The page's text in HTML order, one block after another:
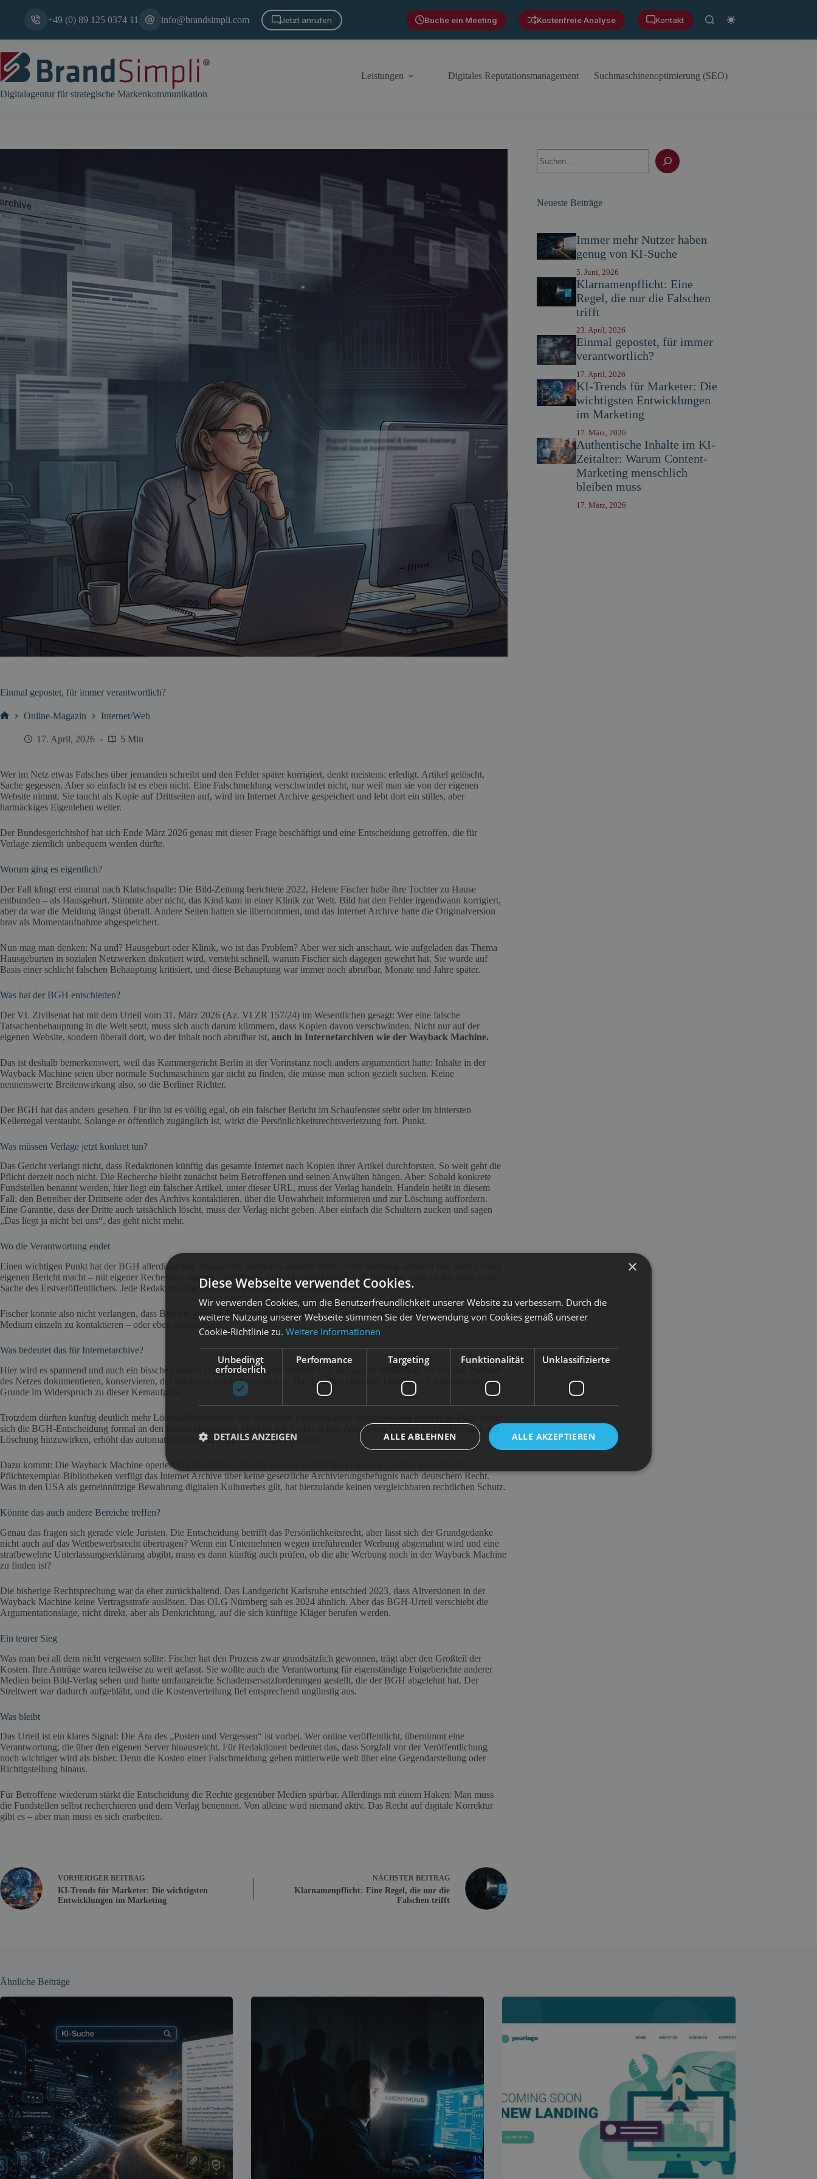
+49 (0) 89 125 0374 11 info@brandsimpli.com Jetzt anrufen Buche ein Meeting Kostenfreie Analyse Kontakt
Digitalagentur für strategische Markenkommunikation
Leistungen Digitales Reputationsmanagement Suchmaschinenoptimierung (SEO)
Einmal gepostet, für immer verantwortlich?
Online-Magazin Internet/Web
17. April, 2026 5 Min
Wer im Netz etwas Falsches über jemanden schreibt und den Fehler später korrigiert, denkt meistens: erledigt. Artikel gelöscht,
Sache gegessen. Aber so einfach ist es eben nicht. Eine Falschmeldung verschwindet nicht, nur weil man sie von der eigenen
Website nimmt. Sie taucht als Kopie auf Drittseiten auf, wird im Internet Archive gespeichert und lebt dort ein stilles, aber
hartnäckiges Eigenleben weiter.
Der Bundesgerichtshof hat sich Ende März 2026 genau mit dieser Frage beschäftigt und eine Entscheidung getroffen, die für
Verlage ziemlich unbequem werden dürfte.
Worum ging es eigentlich?
Der Fall klingt erst einmal nach Klatschspalte: Die Bild-Zeitung berichtete 2022, Helene Fischer habe ihre Tochter zu Hause
entbunden – als Hausgeburt. Stimmte aber nicht, das Kind kam in einer Klinik zur Welt. Bild hat den Fehler irgendwann korrigiert,
aber da war die Meldung längst überall. Andere Seiten hatten sie übernommen, und das Internet Archive hatte die Originalversion
brav als Momentaufnahme abgespeichert.
Nun mag man denken: Na und? Hausgeburt oder Klinik, wo ist das Problem? Aber wer sich anschaut, wie aufgeladen das Thema
Hausgeburten in sozialen Netzwerken diskutiert wird, versteht schnell, warum Fischer sich dagegen gewehrt hat. Sie wurde auf
Basis einer schlicht falschen Behauptung kritisiert, und diese Behauptung war immer noch abrufbar, Monate und Jahre später.
Was hat der BGH entschieden?
Der VI. Zivilsenat hat mit dem Urteil vom 31. März 2026 (Az. VI ZR 157/24) im Wesentlichen gesagt: Wer eine falsche
Tatsachenbehauptung in die Welt setzt, muss sich auch darum kümmern, dass Kopien davon verschwinden. Nicht nur auf der
eigenen Website, sondern überall dort, wo der Inhalt noch abrufbar ist, auch in Internetarchiven wie der Wayback Machine.
Das ist deshalb bemerkenswert, weil das Kammergericht Berlin in der Vorinstanz noch anders argumentiert hatte: Inhalte in der
Wayback Machine seien über normale Suchmaschinen gar nicht zu finden, die müsse man schon gezielt suchen. Keine
nennenswerte Breitenwirkung also, so die Berliner Richter.
Der BGH hat das anders gesehen. Für ihn ist es völlig egal, ob ein falscher Bericht im Schaufenster steht oder im hintersten
Kellerregal verstaubt. Solange er öffentlich zugänglich ist, wirkt die Persönlichkeitsrechtsverletzung fort. Punkt.
Was müssen Verlage jetzt konkret tun?
Das Gericht verlangt nicht, dass Redaktionen künftig das gesamte Internet nach Kopien ihrer Artikel durchforsten. So weit geht die
Pflicht derzeit noch nicht. Die Recherche bleibt zunächst beim Betroffenen und seinen Anwälten hängen. Aber: Sobald konkrete
Fundstellen benannt werden, hier liegt ein falscher Artikel, unter dieser URL, muss der Verlag handeln. Handeln heißt in diesem
Fall: den Betreiber der Drittseite oder des Archivs kontaktieren, über die Unwahrheit informieren und zur Löschung auffordern.
Eine Garantie, dass der Dritte auch tatsächlich löscht, muss der Verlag nicht geben. Aber einfach die Schultern zucken und sagen
„Das liegt ja nicht bei uns“, das geht nicht mehr.
Wo die Verantwortung endet
Einen wichtigen Punkt hat der BGH allerdings klar abgegrenzt: Wenn ein anderes Medium die Meldung aufgreift und daraus einen
eigenen Bericht macht – mit eigener Recherche, eigener Einordnung, eigener redaktioneller Entscheidung, dann ist das nicht mehr
Sache des Erstveröffentlichers. Jede Redaktion trägt die Verantwortung für ihre eigenen Texte.
Fischer konnte also nicht verlangen, dass Bild die gesamte Presselandschaft korrigiert. Was bleibt, ist der mühsame Weg, jedes
Medium einzeln zu kontaktieren – oder eben abzumahnen.
Was bedeutet das für Internetarchive?
Hier wird es spannend und auch ein bisschen heikel. Das Internet Archive versteht sich als digitale Bibliothek. Es will den Zustand
des Netzes dokumentieren, konservieren, der Nachwelt zugänglich machen. Das Löschen einzelner Einträge auf Anfrage steht im
Grunde im Widerspruch zu dieser Kernaufgabe.
Trotzdem dürften künftig deutlich mehr Löschaufforderungen aus deutschen Verlagshäusern bei archive.org eintreffen. Zwar richtet
sich die BGH-Entscheidung formal an den Erstveröffentlicher, nicht an das Archiv selbst. Aber wenn Verlage verpflichtet sind, auf
Löschung hinzuwirken, erhöht das automatisch den Druck auf den Archivbetreiber.
Dazu kommt: Die Wayback Machine operiert in Deutschland ohnehin in einer rechtlichen Grauzone. Anders als nationale
Pflichtexemplar-Bibliotheken verfügt das Internet Archive über keine gesetzliche Archivierungsbefugnis nach deutschem Recht.
Was in den USA als gemeinnützige Bewahrung digitalen Kulturerbes gilt, hat hierzulande keinen vergleichbaren rechtlichen Schutz.
Könnte das auch andere Bereiche treffen?
Genau das fragen sich gerade viele Juristen. Die Entscheidung betrifft das Persönlichkeitsrecht, aber lässt sich der Grundgedanke
nicht auch auf das Wettbewerbsrecht übertragen? Wenn ein Unternehmen wegen irreführender Werbung abgemahnt wird und eine
strafbewehrte Unterlassungserklärung abgibt, muss es dann künftig auch prüfen, ob die alte Werbung noch in der Wayback Machine
zu finden ist?
Die bisherige Rechtsprechung war da eher zurückhaltend. Das Landgericht Karlsruhe entschied 2023, dass Altversionen in der
Wayback Machine keine Vertragsstrafe auslösen. Das OLG Nürnberg sah es 2024 ähnlich. Aber das BGH-Urteil verschiebt die
Argumentationslage, nicht direkt, aber als Denkrichtung, auf die sich künftige Kläger berufen werden.
Ein teurer Sieg
Was man bei all dem nicht vergessen sollte: Fischer hat den Prozess zwar grundsätzlich gewonnen, trägt aber den Großteil der
Kosten. Ihre Anträge waren teilweise zu weit gefasst. Sie wollte auch die Verantwortung für eigenständige Folgeberichte anderer
Medien beim Bild-Verlag sehen und hatte umfangreiche Schadensersatzforderungen gestellt, die der BGH abgelehnt hat. Der
Streitwert war dadurch aufgebläht, und die Kostenverteilung fiel entsprechend ungünstig aus.
Was bleibt
Das Urteil ist ein klares Signal: Die Ära des „Posten und Vergessen“ ist vorbei. Wer online veröffentlicht, übernimmt eine
Verantwortung, die über den eigenen Server hinausreicht. Für Redaktionen bedeutet das, dass Sorgfalt vor der Veröffentlichung
noch wichtiger wird als bisher. Denn die Kosten einer Falschmeldung gehen mittlerweile weit über eine Gegendarstellung oder
Richtigstellung hinaus.
Für Betroffene wiederum stärkt die Entscheidung die Rechte gegenüber Medien spürbar. Allerdings mit einem Haken: Man muss
die Fundstellen selbst recherchieren und dem Verlag benennen. Von alleine wird niemand aktiv. Das Recht auf digitale Korrektur
gibt es – aber man muss es sich erarbeiten.
VORHERIGER BEITRAG
KI-Trends für Marketer: Die wichtigsten
Entwicklungen im Marketing
NÄCHSTER BEITRAG
Klarnamenpflicht: Eine Regel, die nur die
Falschen trifft
Neueste Beiträge
Immer mehr Nutzer haben
genug von KI-Suche
5. Juni, 2026
Klarnamenpflicht: Eine
Regel, die nur die Falschen
trifft
23. April, 2026
Einmal gepostet, für immer
verantwortlich?
17. April, 2026
KI-Trends für Marketer: Die
wichtigsten Entwicklungen
im Marketing
17. März, 2026
Authentische Inhalte im KI-
Zeitalter: Warum Content-
Marketing menschlich
bleiben muss
17. März, 2026
Ähnliche Beiträge
×
Diese Webseite verwendet Cookies.
Wir verwenden Cookies, um die Benutzerfreundlichkeit unserer Website zu verbessern. Durch die
weitere Nutzung unserer Webseite stimmen Sie der Verwendung von Cookies gemäß unserer
Cookie-Richtlinie zu. Weitere Informationen
Unbedingt
erforderlich
Performance Targeting Funktionalität Unklassifizierte
ALLE AKZEPTIEREN
ALLE ABLEHNEN
DETAILS ANZEIGEN